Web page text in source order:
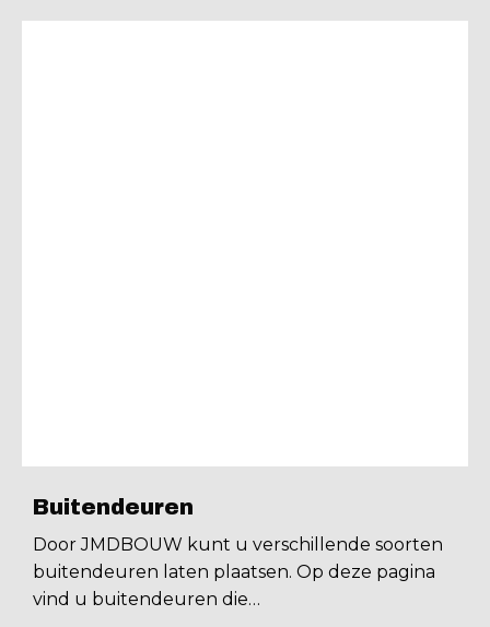
Buitendeuren
Door JMDBOUW kunt u verschillende soorten
buitendeuren laten plaatsen. Op deze pagina
vind u buitendeuren die…